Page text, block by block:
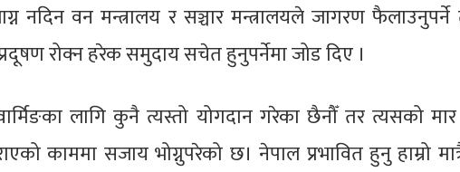
नदिन वन मन्त्रालय र सञ्चार मन्त्रालयले जागरण
रोक्न हरेक समुदाय सचेत हुनुपर्नेमा जोड दिए ।
लागि कुनै त्यस्तो योगदान गरेका छैनौँ तर त्यसको
काममा सजाय भोग्नुपरेको छ। नेपाल प्रभावित हुनु हाम्रो